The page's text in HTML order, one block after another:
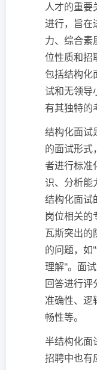
人才的重要
进行，旨在
力、综合素
位性质和招
包括结构化
试和无领导
有其独特的
结构化面试
的面试形式
者进行标准
识、分析能
结构化面试
岗位相关的
瓦斯突出的
的问题，如
理解"。面
回答进行评
准确性、逻
畅性等。
半结构化面
招聘中也有